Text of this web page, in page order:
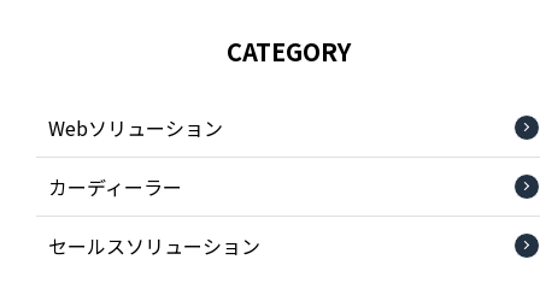
CATEGORY
Webソリューション
カーディーラー
セールスソリューション